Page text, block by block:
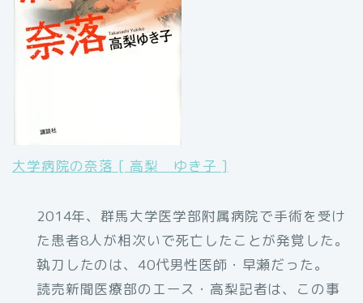
大学病院の奈落 [ 高梨 ゆき子 ]
2014年、群馬大学医学部附属病院で手術を受け
た患者8人が相次いで死亡したことが発覚した。
執刀したのは、40代男性医師・早瀬だった。
読売新聞医療部のエース・高梨記者は、この事